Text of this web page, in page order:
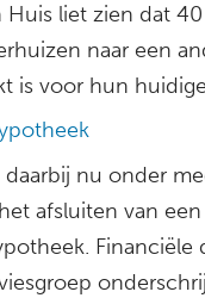
Huis liet zien dat
naar een
is voor hun
nu onder
afsluiten van een
Financiële